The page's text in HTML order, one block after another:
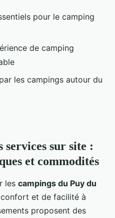
pour le camping
de camping
les campings autour du
services sur site :
et commodités
les campings du Puy du
et de facilité à
proposent des